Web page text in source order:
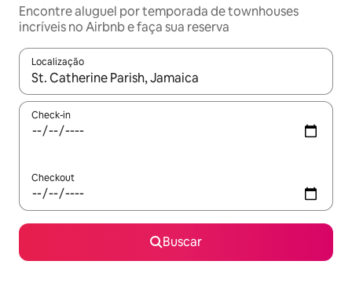
Encontre aluguel por temporada de townhouses
incríveis no Airbnb e faça sua reserva
Localização
Quando os resultados estiverem disponíveis, explore-os
Check-in
Checkout
Buscar